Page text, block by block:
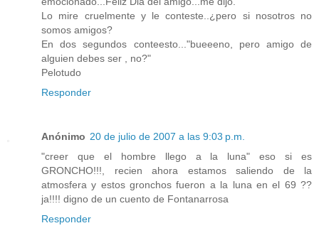
Lo mire cruelmente y le conteste..¿pero si nosotros no
somos amigos?
En dos segundos conteesto..."bueeeno, pero amigo de
alguien debes ser , no?"
Pelotudo
Responder
Anónimo 20 de julio de 2007 a las 9:03 p.m.
"creer que el hombre llego a la luna" eso si es
GRONCHO!!!, recien ahora estamos saliendo de la
atmosfera y estos gronchos fueron a la luna en el 69 ??
ja!!!! digno de un cuento de Fontanarrosa
Responder